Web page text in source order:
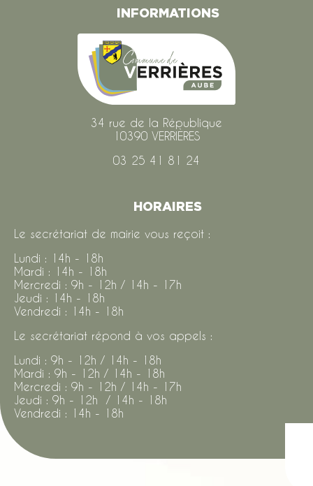
INFORMATIONS
34 rue de la République
10390 VERRIÈRES
03 25 41 81 24
HORAIRES
Le secrétariat de mairie vous reçoit :
Lundi : 14h - 18h
Mardi : 14h - 18h
Mercredi : 9h - 12h / 14h - 17h
Jeudi : 14h - 18h
Vendredi : 14h - 18h
Le secrétariat répond à vos appels :
Lundi : 9h - 12h / 14h - 18h
Mardi : 9h - 12h / 14h - 18h
Mercredi : 9h - 12h / 14h - 17h
Jeudi : 9h - 12h / 14h - 18h
Vendredi : 14h - 18h